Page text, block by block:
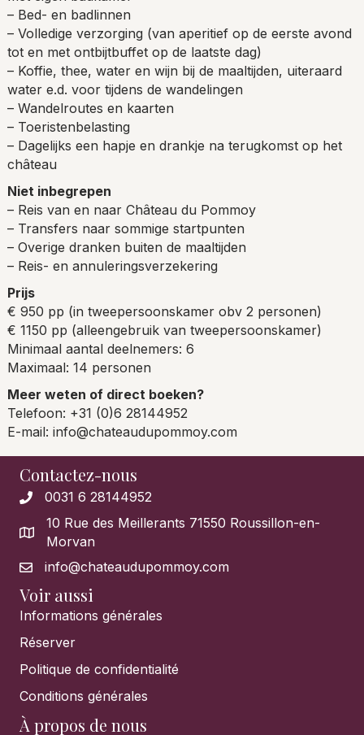
– Bed- en badlinnen
– Volledige verzorging (van aperitief op de eerste avond
tot en met ontbijtbuffet op de laatste dag)
– Koffie, thee, water en wijn bij de maaltijden, uiteraard
water e.d. voor tijdens de wandelingen
– Wandelroutes en kaarten
– Toeristenbelasting
– Dagelijks een hapje en drankje na terugkomst op het
château
Niet inbegrepen
– Reis van en naar Château du Pommoy
– Transfers naar sommige startpunten
– Overige dranken buiten de maaltijden
– Reis- en annuleringsverzekering
Prijs
€ 950 pp (in tweepersoonskamer obv 2 personen)
€ 1150 pp (alleengebruik van tweepersoonskamer)
Minimaal aantal deelnemers: 6
Maximaal: 14 personen
Meer weten of direct boeken?
Telefoon: +31 (0)6 28144952
E-mail: info@chateaudupommoy.com
Contactez-nous
0031 6 28144952
10 Rue des Meillerants 71550 Roussillon-en-
Morvan
info@chateaudupommoy.com
Voir aussi
Informations générales
Réserver
Politique de confidentialité
Conditions générales
À propos de nous